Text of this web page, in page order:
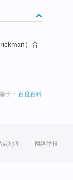
）合
于： 百度百科
点地图 网络举报